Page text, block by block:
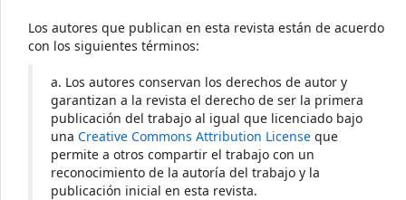
Los autores que publican en esta revista están de acuerdo
con los siguientes términos:
a. Los autores conservan los derechos de autor y
garantizan a la revista el derecho de ser la primera
publicación del trabajo al igual que licenciado bajo
una Creative Commons Attribution License que
permite a otros compartir el trabajo con un
reconocimiento de la autoría del trabajo y la
publicación inicial en esta revista.